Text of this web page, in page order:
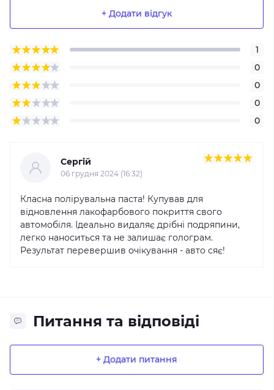
+ Додати відгук
1
0
0
0
0
Сергій
06 грудня 2024 (16:32)
Класна полірувальна паста! Купував для
відновлення лакофарбового покриття свого
автомобіля. Ідеально видаляє дрібні подряпини,
легко наноситься та не залишає голограм.
Результат перевершив очікування - авто сяє!
Питання та відповіді
+ Додати питання